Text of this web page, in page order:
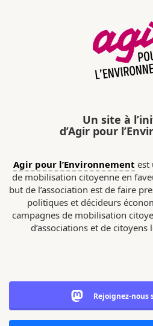
Un site à
d’Agir pour
Agir pour l’Environnement est
de mobilisation citoyenne en
but de l’association est de faire
politiques et décideurs
campagnes de mobilisation
d’associations et de
Rejoignez-nous